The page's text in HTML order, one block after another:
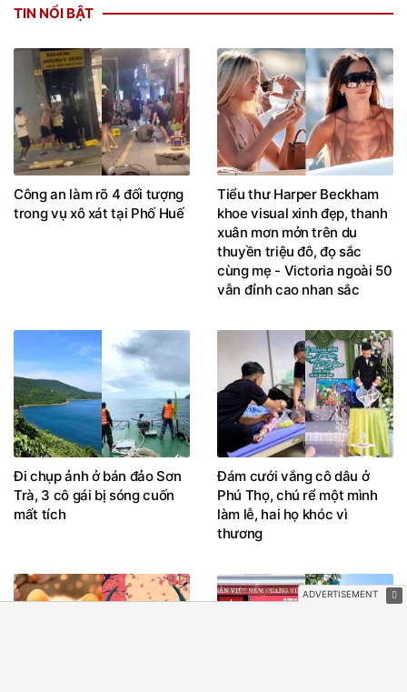
TIN NỔI BẬT
Công an làm rõ 4 đối tượng
trong vụ xô xát tại Phố Huế
Tiểu thư Harper Beckham
khoe visual xinh đẹp, thanh
xuân mơn mởn trên du
thuyền triệu đô, đọ sắc
cùng mẹ - Victoria ngoài 50
vẫn đỉnh cao nhan sắc
Đi chụp ảnh ở bán đảo Sơn
Trà, 3 cô gái bị sóng cuốn
mất tích
Đám cưới vắng cô dâu ở
Phú Thọ, chú rể một mình
làm lễ, hai họ khóc vì
thương